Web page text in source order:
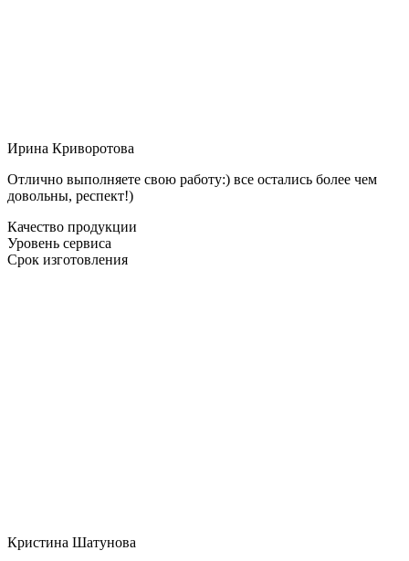
Ирина Криворотова
Отлично выполняете свою работу:) все остались более чем
довольны, респект!)
Качество продукции
Уровень сервиса
Срок изготовления
Кристина Шатунова